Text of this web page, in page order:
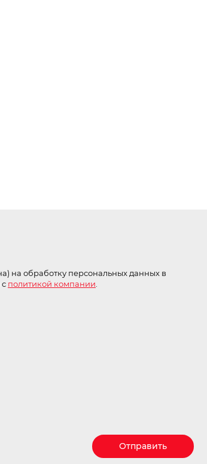
на обработку персональных данных в
с политикой компании
Отправить